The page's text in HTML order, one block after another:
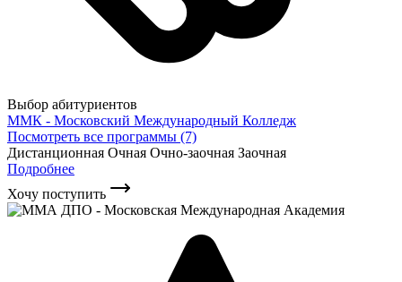
Выбор абитуриентов
ММК - Московский Международный Колледж
Посмотреть все программы (7)
Дистанционная Очная Очно-заочная Заочная
Подробнее
Хочу поступить